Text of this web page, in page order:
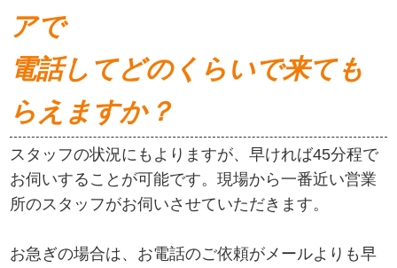
アで
電話してどのくらいで来ても
らえますか？
スタッフの状況にもよりますが、早ければ45分程で
お伺いすることが可能です。現場から一番近い営業
所のスタッフがお伺いさせていただきます。
お急ぎの場合は、お電話のご依頼がメールよりも早